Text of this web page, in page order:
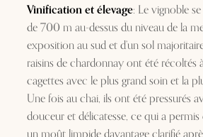
Vinification et élevage: Le vignoble
de 700 m au-dessus du niveau de la
exposition au sud et d’un sol
raisins de chardonnay ont été récoltés
cagettes avec le plus grand soin et la
Une fois au chai, ils ont été pressurés
douceur et délicatesse, ce qui a permis